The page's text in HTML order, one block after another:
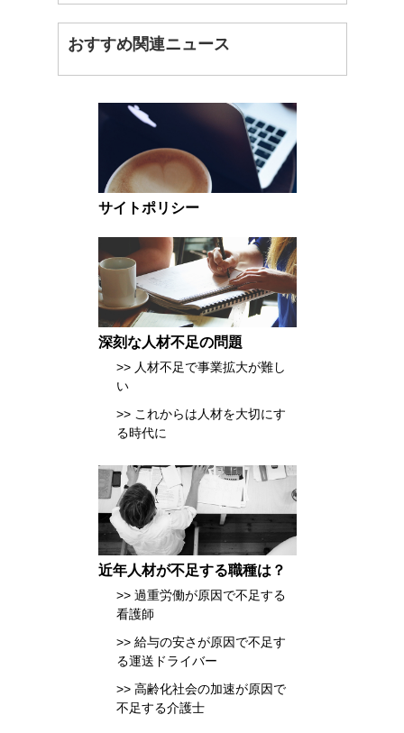
おすすめ関連ニュース
サイトポリシー
深刻な人材不足の問題
人材不足で事業拡大が難し
い
これからは人材を大切にす
る時代に
近年人材が不足する職種は？
過重労働が原因で不足する
看護師
給与の安さが原因で不足す
る運送ドライバー
高齢化社会の加速が原因で
不足する介護士